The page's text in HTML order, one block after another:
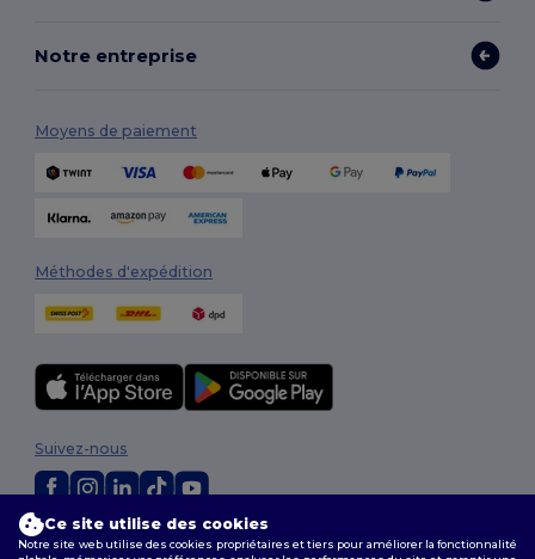
Notre entreprise
Moyens de paiement
Méthodes d'expédition
2026. Tous droits réservés
Suivez-nous
Ce site utilise des cookies
Notre site web utilise des cookies propriétaires et tiers pour améliorer la fonctionnalité